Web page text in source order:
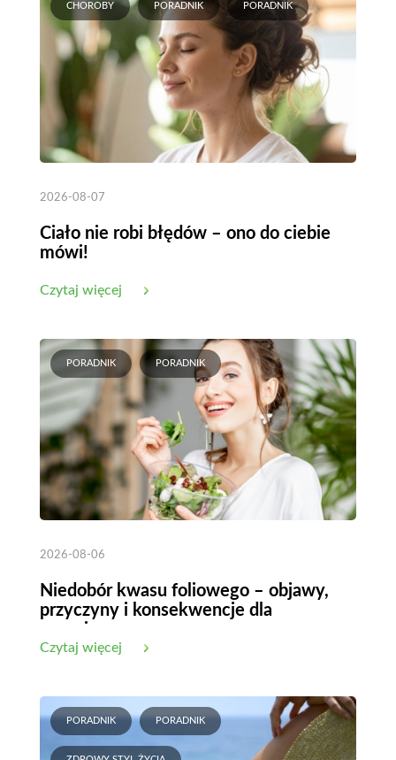
CHOROBY PORADNIK PORADNIK
2026-08-07
Ciało nie robi błędów – ono do ciebie
mówi!
Czytaj więcej
PORADNIK PORADNIK
2026-08-06
Niedobór kwasu foliowego – objawy,
przyczyny i konsekwencje dla
Czytaj więcej
PORADNIK PORADNIK